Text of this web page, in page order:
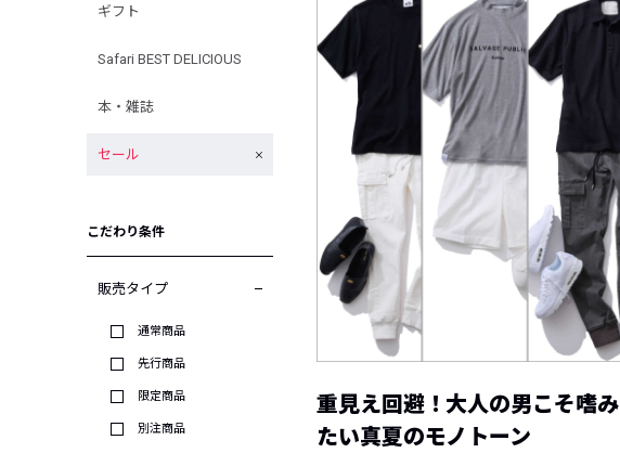
ギフト
Safari BEST DELICIOUS
本・雑誌
セール
こだわり条件
販売タイプ
通常商品
先行商品
限定商品
別注商品
重見え回避！大人の男こそ嗜み
たい真夏のモノトーン